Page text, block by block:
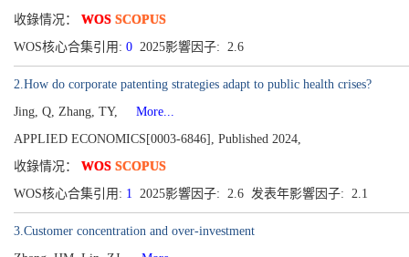
收錄情况： WOS SCOPUS
WOS核心合集引用: 0 2025影響因子: 2.6
2.How do corporate patenting strategies adapt to public health crises?
Jing, Q, Zhang, TY,
More...
APPLIED ECONOMICS[0003-6846], Published 2024,
收錄情况： WOS SCOPUS
WOS核心合集引用: 1 2025影響因子: 2.6 发表年影響因子: 2.1
3.Customer concentration and over-investment